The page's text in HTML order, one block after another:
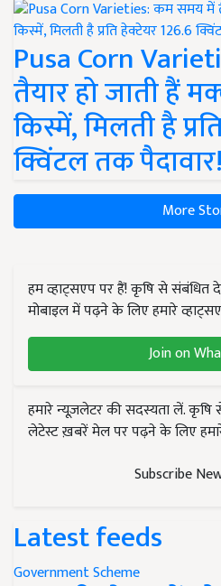
Pusa Corn
तैयार हो जाती हैं
किस्में, मिलती है
क्विंटल तक पैदावार!
More
हम व्हाट्सएप पर हैं! कृषि से संबंधित
मोबाइल में पढ़ने के लिए हमारे
Join on
हमारे न्यूज़लेटर की सदस्यता लें.
लेटेस्ट ख़बरें मेल पर पढ़ने के लिए
Subscribe
Latest feeds
Government Scheme